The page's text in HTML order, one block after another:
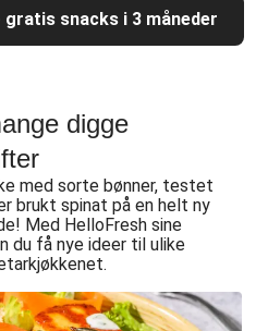
snacks i 3 måneder
digge
med sorte bønner, testet
brukt spinat på en helt ny
Med HelloFresh sine
du få nye ideer til ulike